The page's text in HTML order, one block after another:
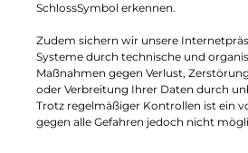
SchlossSymbol erkennen.
Zudem sichern wir unsere
Systeme durch technische und
Maßnahmen gegen Verlust,
oder Verbreitung Ihrer Daten durch
Trotz regelmäßiger Kontrollen ist ein
gegen alle Gefahren jedoch nicht